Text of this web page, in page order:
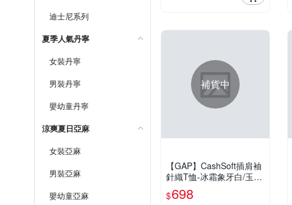
迪士尼系列
夏季人氣丹寧
女裝丹寧
男裝丹寧
嬰幼童丹寧
涼爽夏日亞麻
女裝亞麻
男裝亞麻
嬰幼童亞麻
補貨中
【GAP】CashSoft插肩袖
針織T恤-冰霜象牙白/玉米
黃(881638)
$698